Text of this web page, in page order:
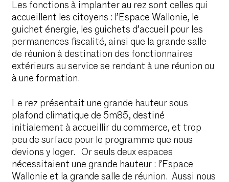
Les fonctions à implanter au rez sont celles qui
accueillent les citoyens : l’Espace Wallonie, le
guichet énergie, les guichets d’accueil pour les
permanences fiscalité, ainsi que la grande salle
de réunion à destination des fonctionnaires
extérieurs au service se rendant à une réunion ou
à une formation.
Le rez présentait une grande hauteur sous
plafond climatique de 5m85, destiné
initialement à accueillir du commerce, et trop
peu de surface pour le programme que nous
devions y loger. Or seuls deux espaces
nécessitaient une grande hauteur : l’Espace
Wallonie et la grande salle de réunion. Aussi nous